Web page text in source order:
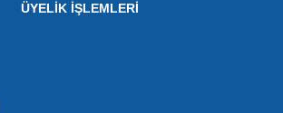
ÜYELİK İŞLEMLERİ